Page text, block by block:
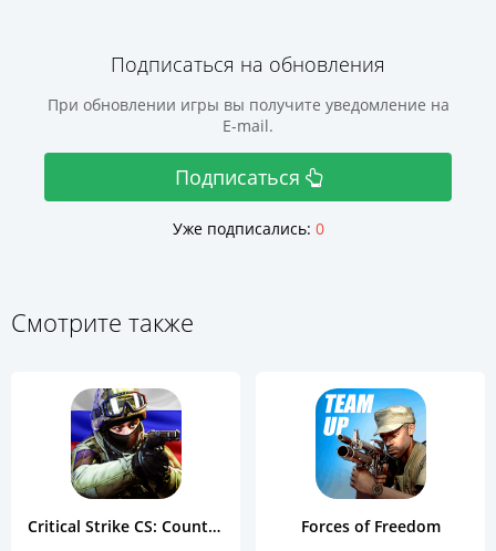
Подписаться на обновления
При обновлении игры вы получите уведомление на
E-mail.
Подписаться
Уже подписались: 0
Смотрите также
Critical Strike CS: Counter Terrorist Online FPS Forces of Freedom